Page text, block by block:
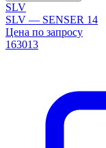
SLV
SLV — SENSER 14
Цена по запросу
163013